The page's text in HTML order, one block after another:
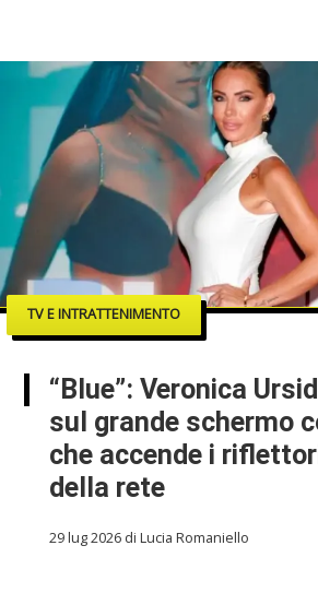
TV E INTRATTENIMENTO
“Blue”: Veronica
sul grande schermo
che accende i
della rete
29 lug 2026 di Lucia Romaniello